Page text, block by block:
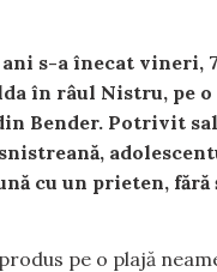
ani s-a înecat vineri,
în râul Nistru, pe o
Bender. Potrivit
cu un prieten, fără
pe o plajă